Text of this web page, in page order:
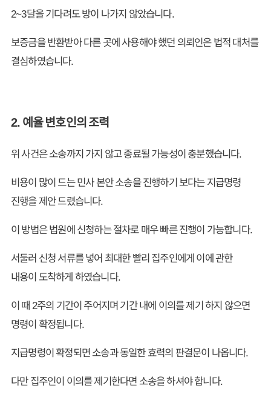
2~3달을 기다려도 방이 나가지 않았습니다.
보증금을 반환받아 다른 곳에 사용해야 했던 의뢰인은 법적 대처를
결심하였습니다.
2. 예율 변호인의 조력
위 사건은 소송까지 가지 않고 종료될 가능성이 충분했습니다.
비용이 많이 드는 민사 본안 소송을 진행하기 보다는 지급명령
진행을 제안 드렸습니다.
이 방법은 법원에 신청하는 절차로 매우 빠른 진행이 가능합니다.
서둘러 신청 서류를 넣어 최대한 빨리 집주인에게 이에 관한
내용이 도착하게 하였습니다.
이 때 2주의 기간이 주어지며 기간 내에 이의를 제기 하지 않으면
명령이 확정됩니다.
지급명령이 확정되면 소송과 동일한 효력의 판결문이 나옵니다.
다만 집주인이 이의를 제기한다면 소송을 하셔야 합니다.